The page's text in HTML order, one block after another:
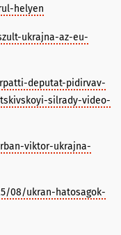
helyen
ukrajna-az-eu-
deputat-pidirvav-
silrady-video-
viktor-ukrajna-
08/ukran-hatosagok-